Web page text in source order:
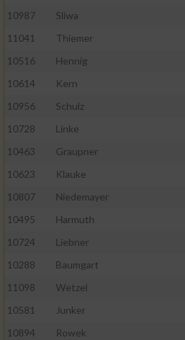
10987 Sliwa
11041
Thiemer
10516
Hennig
10614
Kern
10956
Schulz
10728
Linke
10463
Graupner
10623
Klauke
10807
Niedemayer
10495
Harmuth
10724
Liebner
10288
Baumgart
11098
Wetzel
10581
Junker
10894
Rowek